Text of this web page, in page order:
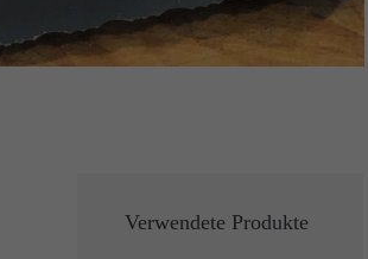
Verwendete Produkte